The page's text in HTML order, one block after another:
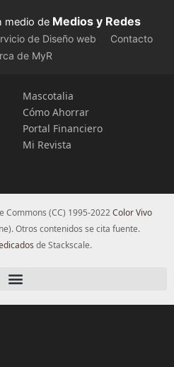
medio de Medios y Redes
de Diseño web
Contacto
de MyR
Mascotalia
Cómo Ahorrar
Portal Financiero
Mi Revista
Commons (CC) 1995-2022Color Vivo
Otros contenidos se cita fuente.
de Stackscale.